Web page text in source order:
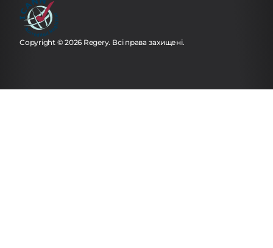
Copyright © 2026 Regery. Всі права захищені.